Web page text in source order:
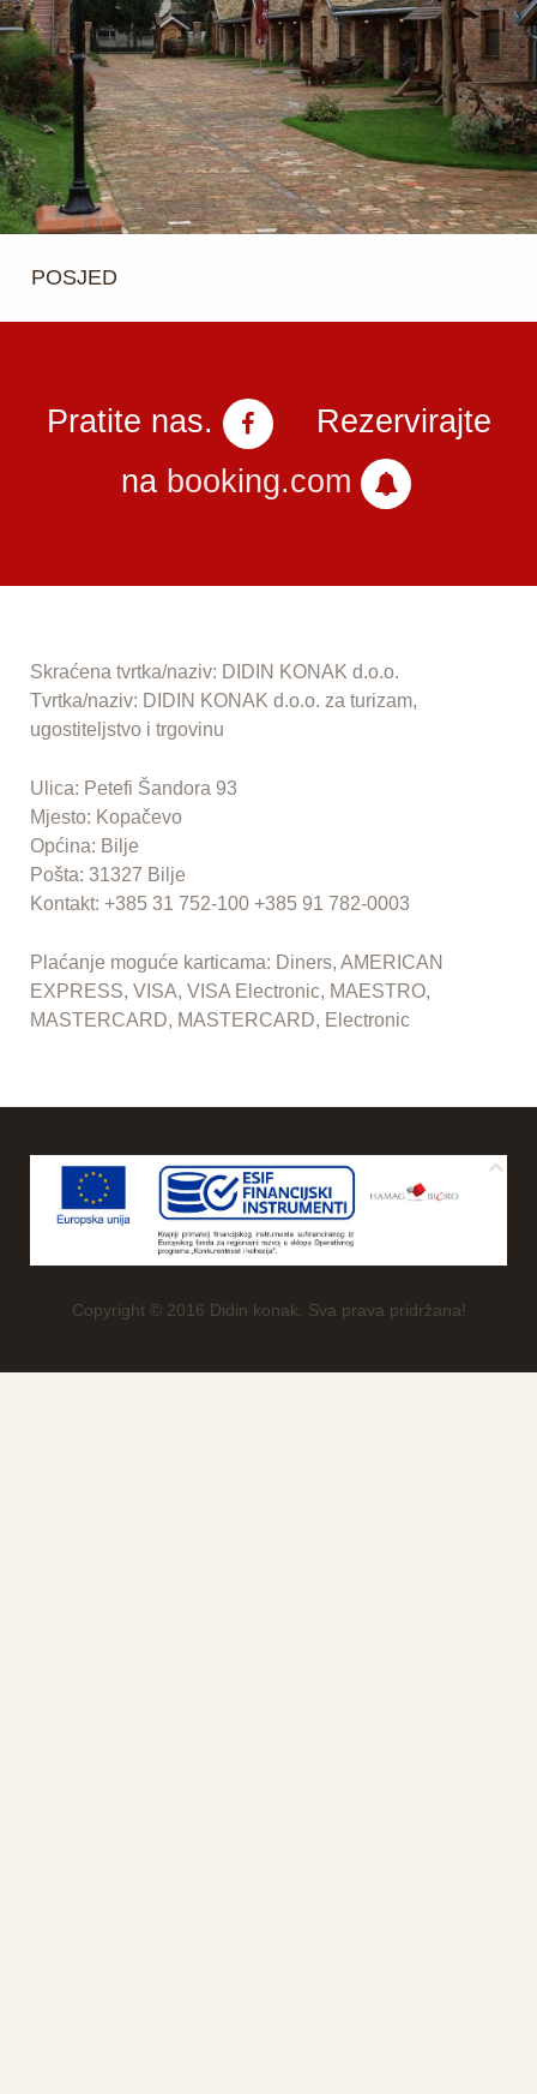
POSJED
Pratite nas.
Rezervirajte
na booking.com
Skraćena tvrtka/naziv: DIDIN KONAK d.o.o.
Tvrtka/naziv: DIDIN KONAK d.o.o. za turizam,
ugostiteljstvo i trgovinu
Ulica: Petefi Šandora 93
Mjesto: Kopačevo
Općina: Bilje
Pošta: 31327 Bilje
Kontakt: +385 31 752-100 +385 91 782-0003
Plaćanje moguće karticama: Diners, AMERICAN
EXPRESS, VISA, VISA Electronic, MAESTRO,
MASTERCARD, MASTERCARD, Electronic
Copyright © 2016 Didin konak. Sva prava pridržana!